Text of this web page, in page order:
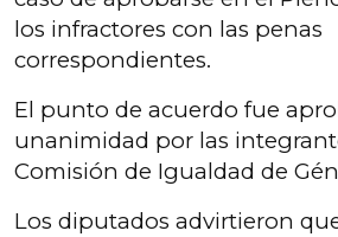
los infractores con las penas
correspondientes.
El punto de acuerdo fue
unanimidad por las
Comisión de Igualdad de
Los diputados advirtieron